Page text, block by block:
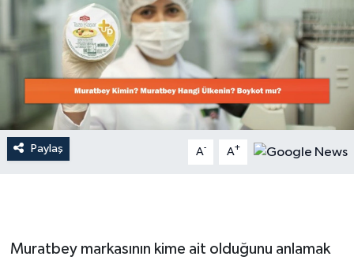
Paylaş A- A+
Muratbey markasının kime ait olduğunu anlamak